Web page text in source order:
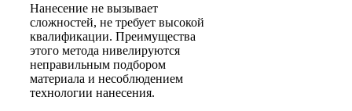
Нанесение не вызывает
сложностей, не требует высокой
квалификации. Преимущества
этого метода нивелируются
неправильным подбором
материала и несоблюдением
технологии нанесения.